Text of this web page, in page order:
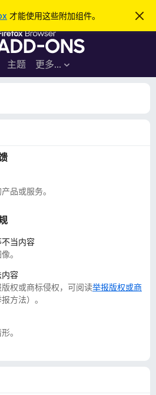
才能使用这些附加组件。
忽
此
F
r
e
加
主题 更多…
登录
品或服务。
当内容
。
容
权或商标侵权，可阅读举报版权或商
方法）。
。